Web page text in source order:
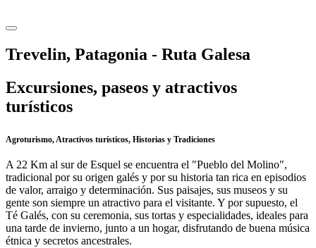
Trevelin, Patagonia - Ruta Galesa
Excursiones, paseos y atractivos
turísticos
Agroturismo, Atractivos turísticos, Historias y Tradiciones
A 22 Km al sur de Esquel se encuentra el "Pueblo del Molino",
tradicional por su origen galés y por su historia tan rica en episodios
de valor, arraigo y determinación. Sus paisajes, sus museos y su
gente son siempre un atractivo para el visitante. Y por supuesto, el
Té Galés, con su ceremonia, sus tortas y especialidades, ideales para
una tarde de invierno, junto a un hogar, disfrutando de buena música
étnica y secretos ancestrales.